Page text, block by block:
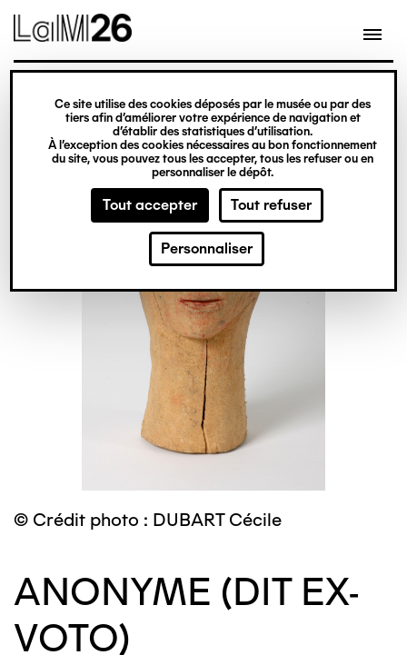
Gestion des cookies
Ce site utilise des cookies déposés par le musée ou par des
tiers afin d’améliorer votre expérience de navigation et
d’établir des statistiques d’utilisation.
À l’exception des cookies nécessaires au bon fonctionnement
du site, vous pouvez tous les accepter, tous les refuser ou en
personnaliser le dépôt.
Tout accepter Tout refuser
Personnaliser
contenu
© Crédit photo : DUBART Cécile
ANONYME (DIT EX-
VOTO)